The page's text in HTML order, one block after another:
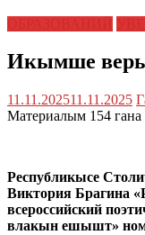
Икымше
11.11.202511.11.2025
Материалым 154
Республикысе
Виктория Брагина
всероссийский
влакын ешышт»